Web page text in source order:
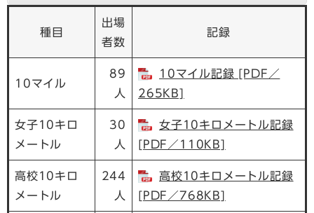
種目
出場
者数
記録
10マイル
89
人
10マイル記録 [PDF／
265KB]
女子10キロ
メートル
30
人
女子10キロメートル記録
[PDF／110KB]
高校10キロ
メートル
244
人
高校10キロメートル記録
[PDF／768KB]